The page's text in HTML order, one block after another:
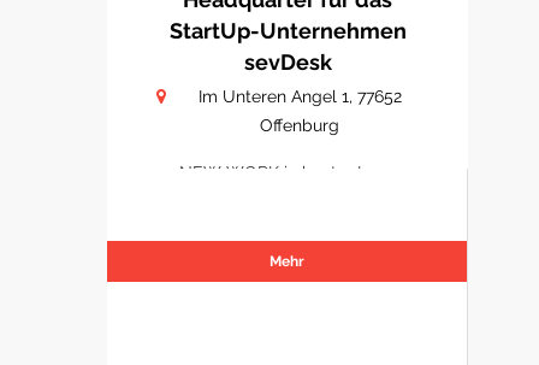
StartUp-Unternehmen
sevDesk
Im Unteren Angel 1, 77652
Offenburg
NEW WORK in bester Lage
Mehr